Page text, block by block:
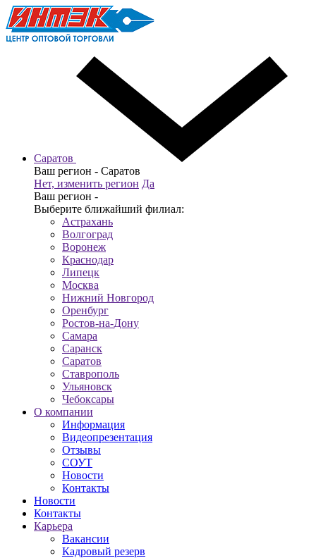
Саратов
Ваш регион - Саратов
Нет, изменить регион Да
Ваш регион -
Выберите ближайший филиал:
Астрахань
Волгоград
Воронеж
Краснодар
Липецк
Москва
Нижний Новгород
Оренбург
Ростов-на-Дону
Самара
Саранск
Саратов
Ставрополь
Ульяновск
Чебоксары
О компании
Информация
Видеопрезентация
Отзывы
СОУТ
Новости
Контакты
Новости
Контакты
Карьера
Вакансии
Кадровый резерв